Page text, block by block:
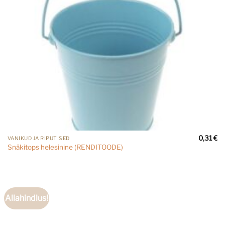
VANIKUD JA RIPUTISED
Snäkitops helesinine (RENDITOODE)
0,31€
Allahindlus!